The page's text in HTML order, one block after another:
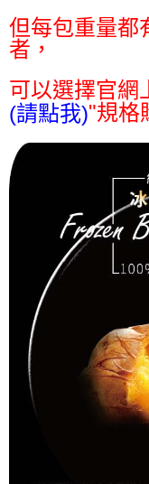
但每包重量都
者，
可以選擇官網
(請點我)"規格